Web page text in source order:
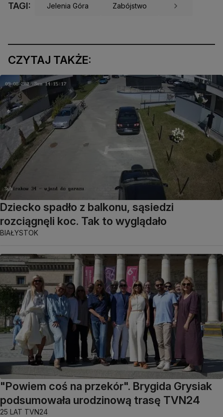
TAGI: Jelenia Góra Zabójstwo
CZYTAJ TAKŻE:
Dziecko spadło z balkonu, sąsiedzi
rozciągnęli koc. Tak to wyglądało
BIAŁYSTOK
"Powiem coś na przekór". Brygida Grysiak
podsumowała urodzinową trasę TVN24
25 LAT TVN24